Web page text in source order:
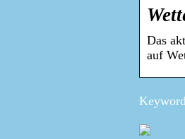
Das
auf